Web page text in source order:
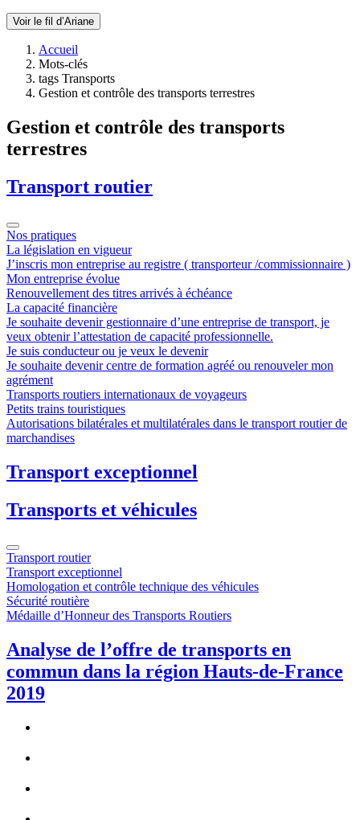
Voir le fil d’Ariane
Accueil
Mots-clés
tags Transports
Gestion et contrôle des transports terrestres
Gestion et contrôle des transports
terrestres
Transport routier
Nos pratiques
La législation en vigueur
J’inscris mon entreprise au registre ( transporteur /commissionnaire )
Mon entreprise évolue
Renouvellement des titres arrivés à échéance
La capacité financière
Je souhaite devenir gestionnaire d’une entreprise de transport, je
veux obtenir l’attestation de capacité professionnelle.
Je suis conducteur ou je veux le devenir
Je souhaite devenir centre de formation agréé ou renouveler mon
agrément
Transports routiers internationaux de voyageurs
Petits trains touristiques
Autorisations bilatérales et multilatérales dans le transport routier de
marchandises
Transport exceptionnel
Transports et véhicules
Transport routier
Transport exceptionnel
Homologation et contrôle technique des véhicules
Sécurité routière
Médaille d’Honneur des Transports Routiers
Analyse de l’offre de transports en
commun dans la région Hauts-de-France
2019